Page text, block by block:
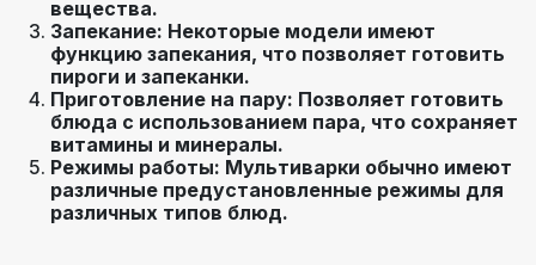
вещества.
Запекание: Некоторые модели имеют
функцию запекания, что позволяет готовить
пироги и запеканки.
Приготовление на пару: Позволяет готовить
блюда с использованием пара, что сохраняет
витамины и минералы.
Режимы работы: Мультиварки обычно имеют
различные предустановленные режимы для
различных типов блюд.